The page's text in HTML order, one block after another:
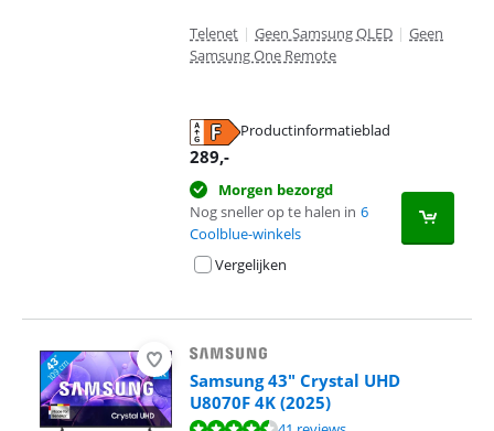
Telenet | Geen Samsung QLED | Geen
Samsung One Remote
Productinformatieblad
289,-
Morgen bezorgd
Nog sneller op te halen in 6
Coolblue-winkels
Vergelijken
Samsung 43" Crystal UHD
U8070F 4K (2025)